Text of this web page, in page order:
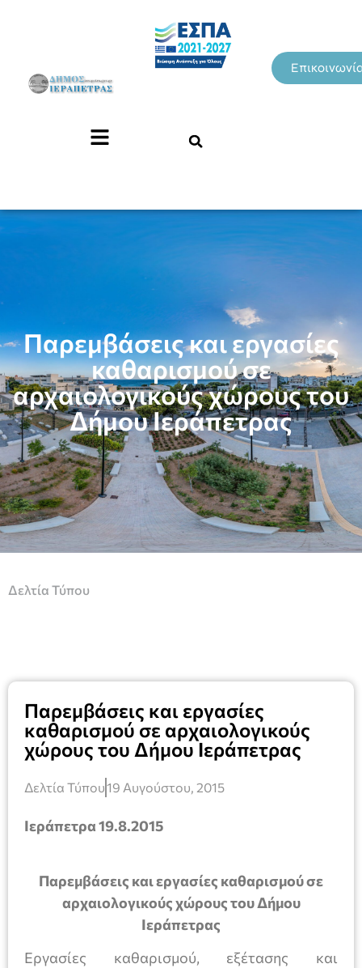
Παρεμβάσεις και εργασίες
καθαρισμού σε
αρχαιολογικούς χώρους του
Δήμου Ιεράπετρας
Δελτία Τύπου
Παρεμβάσεις και εργασίες
καθαρισμού σε αρχαιολογικούς
χώρους του Δήμου Ιεράπετρας
Δελτία Τύπου19 Αυγούστου, 2015
Ιεράπετρα 19.8.2015
Παρεμβάσεις και εργασίες καθαρισμού σε
αρχαιολογικούς χώρους του Δήμου
Ιεράπετρας
Εργασίες καθαρισμού, εξέτασης και